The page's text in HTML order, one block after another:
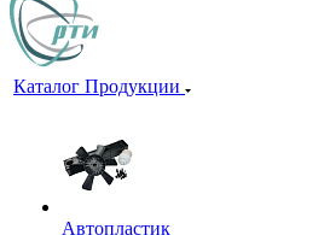
Каталог Продукции
Автопластик